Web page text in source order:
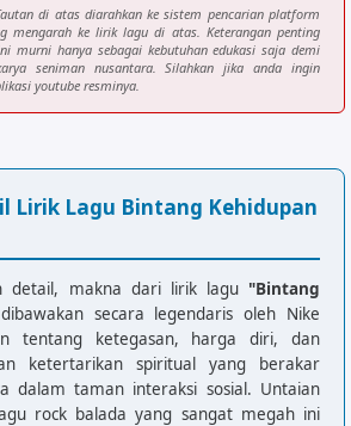
di atas diarahkan ke sistem pencarian platform
mengarah ke lirik lagu di atas. Keterangan penting
murni hanya sebagai kebutuhan edukasi saja demi
seniman nusantara. Silahkan jika anda ingin
youtube resminya.
Lirik Lagu Bintang Kehidupan
detail, makna dari lirik lagu "Bintang
secara legendaris oleh Nike
tentang ketegasan, harga diri, dan
ketertarikan spiritual yang berakar
dalam taman interaksi sosial. Untaian
rock balada yang sangat megah ini